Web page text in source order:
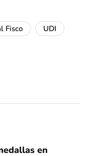
Fisco UDI
en